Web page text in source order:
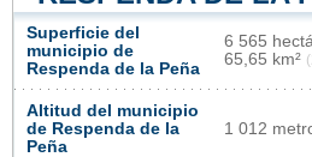
Superficie del
municipio de
Respenda de la Peña
6 565
65,65 km²
Altitud del municipio
de Respenda de la
Peña
1 012